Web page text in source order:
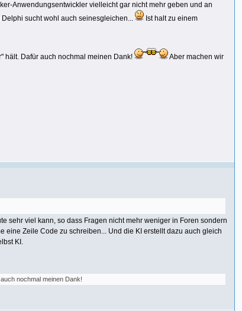
Anwendungsentwickler vielleicht gar nicht mehr geben und an
sucht wohl auch seinesgleichen...
Ist halt zu einem
hält. Dafür auch nochmal meinen Dank!
Aber machen wir
sehr viel kann, so dass Fragen nicht mehr weniger in Foren sondern
Zeile Code zu schreiben... Und die KI erstellt dazu auch gleich
KI.
nochmal meinen Dank!